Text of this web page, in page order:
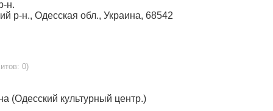
н.
р-н., Одесская обл., Украина, 68542
0)
(Одесский культурный центр.)